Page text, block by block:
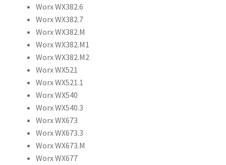
Worx WX382.6
Worx WX382.7
Worx WX382.M
Worx WX382.M1
Worx WX382.M2
Worx WX521
Worx WX521.1
Worx WX540
Worx WX540.3
Worx WX673
Worx WX673.3
Worx WX673.M
Worx WX677